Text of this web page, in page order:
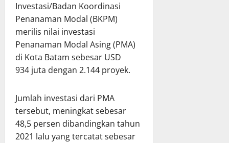
Investasi/Badan Koordinasi
Penanaman Modal (BKPM)
merilis nilai investasi
Penanaman Modal Asing (PMA)
di Kota Batam sebesar USD
934 juta dengan 2.144 proyek.
Jumlah investasi dari PMA
tersebut, meningkat sebesar
48,5 persen dibandingkan tahun
2021 lalu yang tercatat sebesar